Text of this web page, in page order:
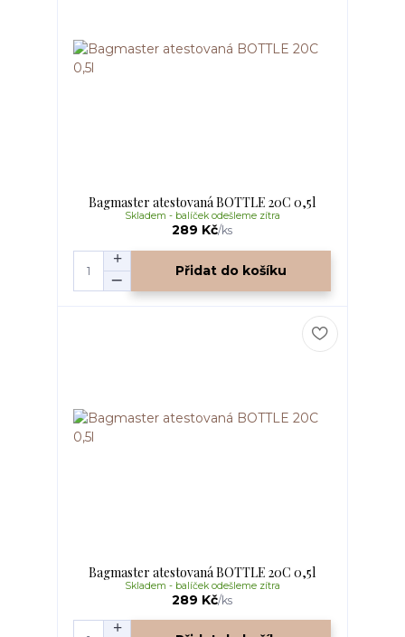
Bagmaster atestovaná BOTTLE 20C 0,5l
289 Kč/ks
Skladem - balíček odešleme zítra
Přidat do košíku
Bagmaster atestovaná BOTTLE 20C 0,5l
289 Kč/ks
Skladem - balíček odešleme zítra